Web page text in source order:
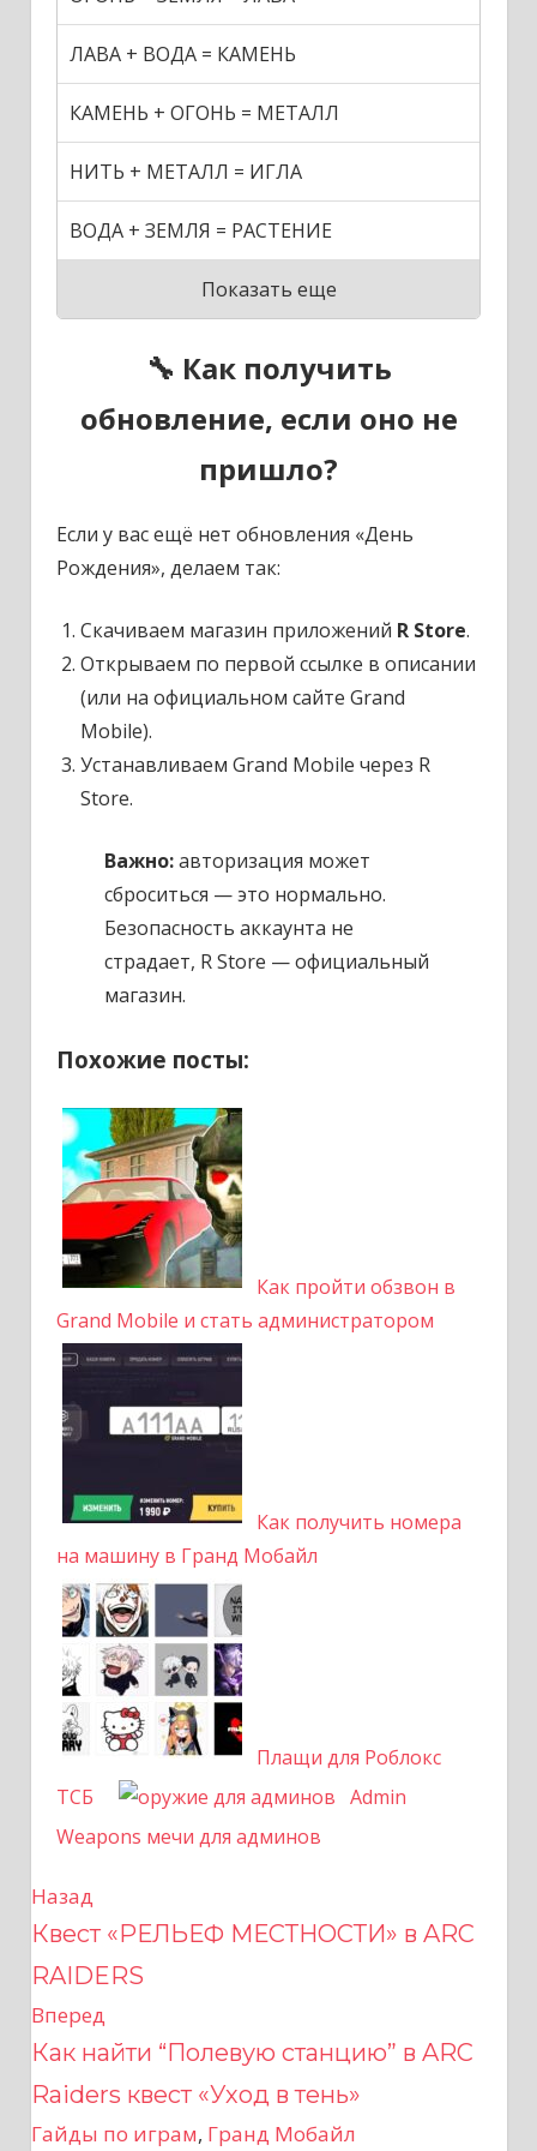
ЛАВА + ВОДА = КАМЕНЬ
КАМЕНЬ + ОГОНЬ = МЕТАЛЛ
НИТЬ + МЕТАЛЛ = ИГЛА
ВОДА + ЗЕМЛЯ = РАСТЕНИЕ
Показать еще
🔧 Как получить
обновление, если оно не
пришло?
Если у вас ещё нет обновления «День
Рождения», делаем так:
Скачиваем магазин приложений R Store.
Открываем по первой ссылке в описании
(или на официальном сайте Grand
Mobile).
Устанавливаем Grand Mobile через R
Store.
Важно:авторизация может
сброситься — это нормально.
Безопасность аккаунта не
страдает, R Store — официальный
магазин.
Похожие посты:
Как пройти обзвон в
Grand Mobile и стать администратором
Как получить номера
на машину в Гранд Мобайл
Плащи для Роблокс
ТСБ
Admin
Weapons мечи для админов
Н
а
в
и
г
Назад
Квест «РЕЛЬЕФ МЕСТНОСТИ» в ARC
RAIDERS
Вперед
Как найти “Полевую станцию” в ARC
Raiders квест «Уход в тень»
Гайды по играм, Гранд Мобайл